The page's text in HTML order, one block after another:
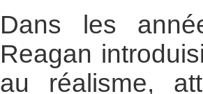
Dans les
Reagan
au réalisme,